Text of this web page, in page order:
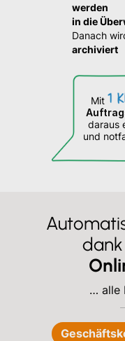
werden
in die
Danach
archiviert
Mit
daraus
und
dank
… alle